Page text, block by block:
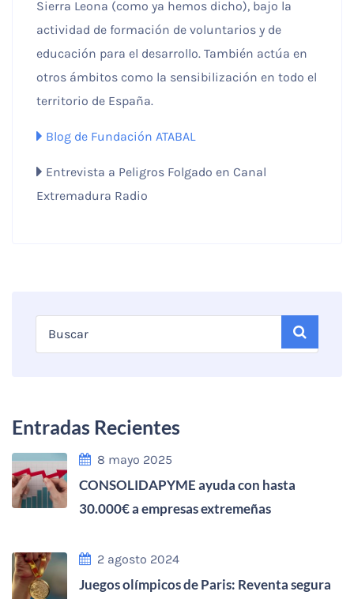
Sierra Leona (como ya hemos dicho), bajo la
actividad de formación de voluntarios y de
educación para el desarrollo. También actúa en
otros ámbitos como la sensibilización en todo el
territorio de España.
Blog de Fundación ATABAL
Entrevista a Peligros Folgado en Canal
Extremadura Radio
Entradas Recientes
8 mayo 2025
CONSOLIDAPYME ayuda con hasta
30.000€ a empresas extremeñas
2 agosto 2024
Juegos olímpicos de Paris: Reventa segura